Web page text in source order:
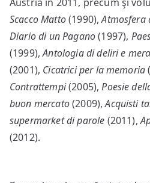
Scacco Matto(1990),Atmosfera
Diario di un Pagano(1997),
(1999),Antologia di deliri e
(2001), Cicatrici per la memoria
Contrattempi(2005),Poesie
buon mercato(2009),Acquisti
supermarketdi parole (2011),
(2012).